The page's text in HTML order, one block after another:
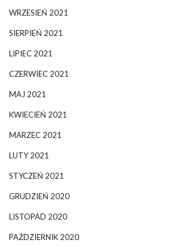
WRZESIEŃ 2021
SIERPIEŃ 2021
LIPIEC 2021
CZERWIEC 2021
MAJ 2021
KWIECIEŃ 2021
MARZEC 2021
LUTY 2021
STYCZEŃ 2021
GRUDZIEŃ 2020
LISTOPAD 2020
PAŹDZIERNIK 2020